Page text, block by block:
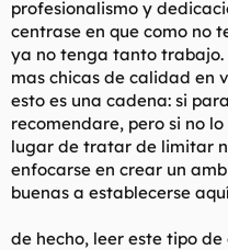
profesionalismo y
centrase en que como no
ya no tenga tanto trabajo.
mas chicas de calidad en
esto es una cadena: si
recomendare, pero si no
lugar de tratar de limitar
enfocarse en crear un
buenas a establecerse
de hecho, leer este tipo